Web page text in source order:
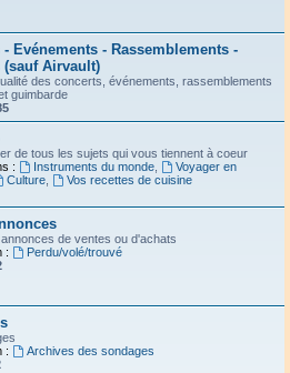
- Evénements - Rassemblements -
(sauf Airvault)
des concerts, événements, rassemblements
guimbarde
de tous les sujets qui vous tiennent à coeur
:
Instruments du monde,
Voyager en
Culture,
Vos recettes de cuisine
de ventes ou d'achats
:
Perdu/volé/trouvé
:
Archives des sondages